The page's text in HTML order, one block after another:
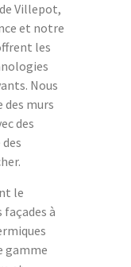
Villepot,
et notre
les
Nous
des murs
des
le
à
gamme